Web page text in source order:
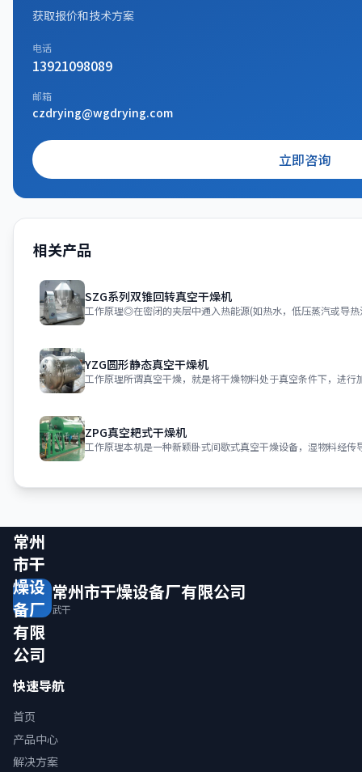
获取报价和技术方案
电话
13921098089
邮箱
czdrying@wgdrying.com
立即咨询
相关产品
SZG系列双锥回转真空干燥机
工作原理◎在密闭的夹层中通入热能源(如热水，低压蒸汽或导
YZG圆形静态真空干燥机
工作原理所谓真空干燥，就是将干燥物料处于真空条件下，进行
ZPG真空耙式干燥机
工作原理本机是一种新颖卧式间歇式真空干燥设备，湿物料经传
常州
市干
燥设
备厂
有限
公司
常州市干燥设备厂有限公司
武干
快速导航
首页
产品中心
解决方案